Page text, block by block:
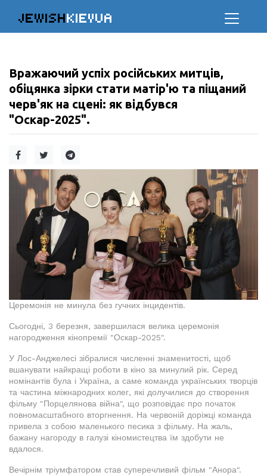
JEWISHKIEVUA
Вражаючий успіх російських митців,
обіцянка зірки стати матір'ю та піщаний
черв'як на сцені: як відбувся
"Оскар-2025".
Церемонія не минула без гучних інцидентів.
Сьогодні, 3 березня, завершилася велика церемонія
нагородження кінопремії "Оскар-2025".
У Лос-Анджелесі зібралися численні знаменитості, щоб
вшанувати найкращі роботи в кіно за минулий рік. Серед
номінантів була і Україна, а саме команда українських творців
та частина міжнародних колег, які долучилися до створення
фільму "Порцелянова війна", що розповідає про початок
повномасштабного вторгнення. На червоній доріжці команда
привела з собою маленького песика з фільму. На жаль,
бажану нагороду в галузі кіномистецтва їм здобути не
вдалося.
Вечірнім тріумфатором став суперечливий фільм "Анора".